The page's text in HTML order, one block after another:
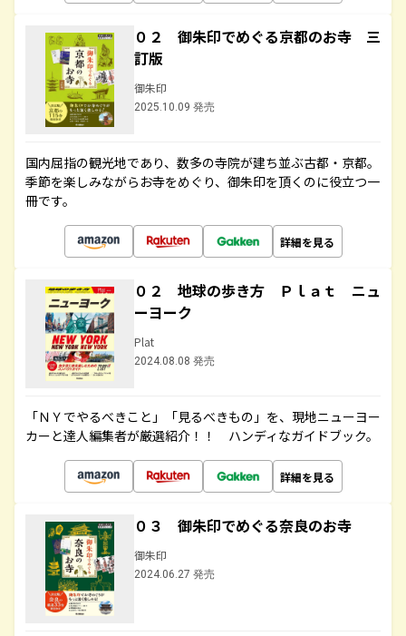
０２ 御朱印でめぐる京都のお寺 三
訂版
御朱印
2025.10.09 発売
国内屈指の観光地であり、数多の寺院が建ち並ぶ古都・京都。
季節を楽しみながらお寺をめぐり、御朱印を頂くのに役立つ一
冊です。
詳細を見る
０２ 地球の歩き方 Ｐｌａｔ ニュ
ーヨーク
Plat
2024.08.08 発売
「ＮＹでやるべきこと」「見るべきもの」を、現地ニューヨー
カーと達人編集者が厳選紹介！！ ハンディなガイドブック。
詳細を見る
０３ 御朱印でめぐる奈良のお寺
御朱印
2024.06.27 発売